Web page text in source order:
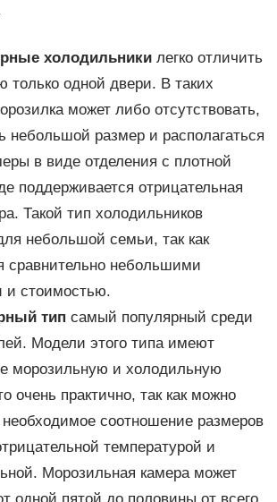
холодильникилегко отличить
только одной двери. В таких
может либо отсутствовать,
небольшой размер и располагаться
в виде отделения с плотной
поддерживается отрицательная
Такой тип холодильников
небольшой семьи, так как
сравнительно небольшими
и стоимостью.
тип самый популярный среди
Модели этого типа имеют
морозильную и холодильную
очень практично, так как можно
необходимое соотношение размеров
температурой и
Морозильная камера может